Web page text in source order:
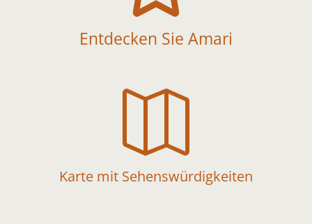
Entdecken Sie Amari

Karte mit Sehenswürdigkeiten